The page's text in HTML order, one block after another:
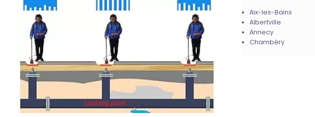
Aix-les-Bains
Albertville
Annecy
Chambéry